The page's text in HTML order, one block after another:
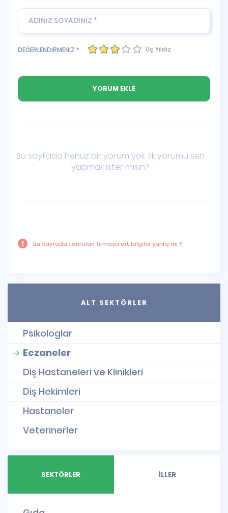
DEĞERLENDİRMENİZ * Üç Yıldız
Bu sayfada henüz bir yorum yok. İlk yorumu sen
yapmak ister misin?
Bu sayfada tanıtılan firmaya ait bilgiler yanlış mı ?
ALT SEKTÖRLER
Psikologlar
Eczaneler
Diş Hastaneleri ve Klinikleri
Diş Hekimleri
Hastaneler
Veterinerler
SEKTÖRLER İLLER